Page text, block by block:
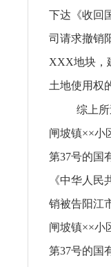
下达《收回
司请求撤销
XXX地块，
土地使用权
综上
闸坡镇××小
第37号的国
《中华人
销被告阳江
闸坡镇××小
第37号的国